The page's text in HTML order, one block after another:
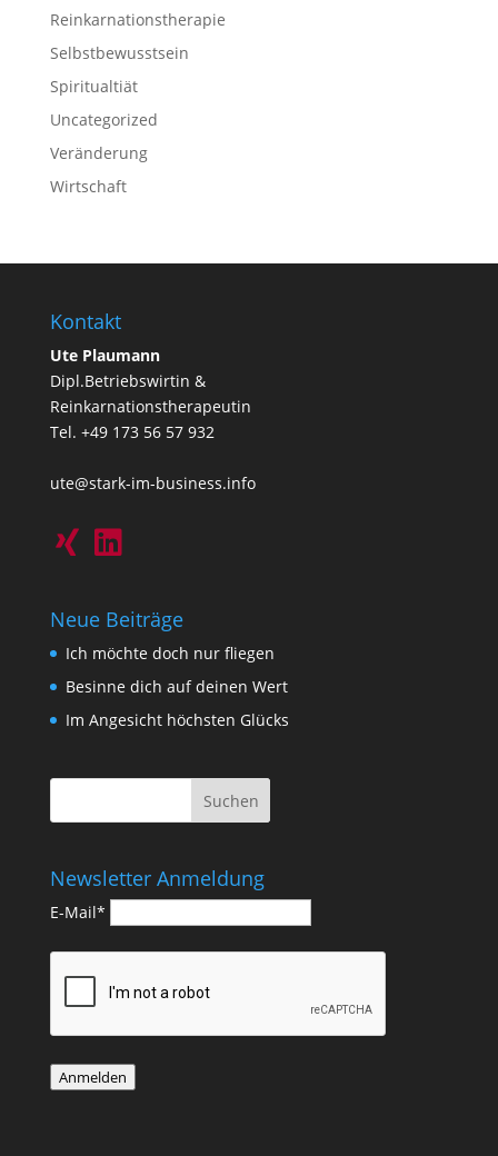
Reinkarnations­therapie
Selbstbewusstsein
Spiritualtiät
Uncategorized
Veränderung
Wirtschaft
Kontakt
Ute Plaumann
Dipl.Betriebswirtin &
Reinkarnationstherapeutin
Tel. +49 173 56 57 932
ute@stark-im-business.info
Neue Beiträge
Ich möchte doch nur fliegen
Besinne dich auf deinen Wert
Im Angesicht höchsten Glücks
Newsletter Anmeldung
E-Mail*
Anmelden